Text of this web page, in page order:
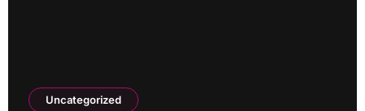
Uncategorized